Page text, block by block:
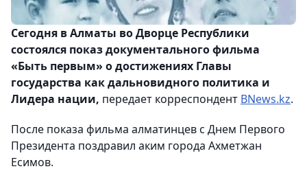
Сегодня в Алматы во Дворце Республики
состоялся показ документального фильма
«Быть первым» о достижениях Главы
государства как дальновидного политика и
Лидера нации, передает корреспондент BNews.kz.
После показа фильма алматинцев с Днем Первого
Президента поздравил аким города Ахметжан
Есимов.